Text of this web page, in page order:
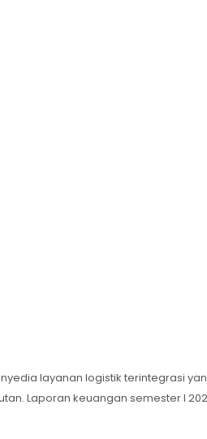
layanan logistik terintegrasi
Laporan keuangan semester I